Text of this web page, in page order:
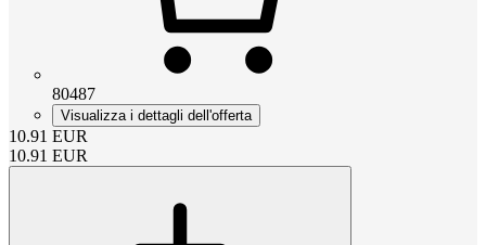
80487
Visualizza i dettagli dell'offerta
10.91 EUR
10.91 EUR